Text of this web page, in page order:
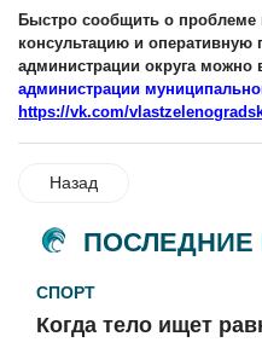
Быстро сообщить о
консультацию и оперативную
администрации округа можно
администрации
https://vk.com/
Назад
ПОСЛЕДНИЕ
СПОРТ
Когда тело ищет